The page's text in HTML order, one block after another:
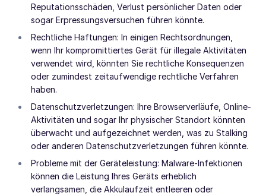
Reputationsschäden, Verlust persönlicher Daten oder
sogar Erpressungsversuchen führen könnte.
Rechtliche Haftungen: In einigen Rechtsordnungen,
wenn Ihr kompromittiertes Gerät für illegale Aktivitäten
verwendet wird, könnten Sie rechtliche Konsequenzen
oder zumindest zeitaufwendige rechtliche Verfahren
haben.
Datenschutzverletzungen: Ihre Browserverläufe, Online-
Aktivitäten und sogar Ihr physischer Standort könnten
überwacht und aufgezeichnet werden, was zu Stalking
oder anderen Datenschutzverletzungen führen könnte.
Probleme mit der Geräteleistung: Malware-Infektionen
können die Leistung Ihres Geräts erheblich
verlangsamen, die Akkulaufzeit entleeren oder